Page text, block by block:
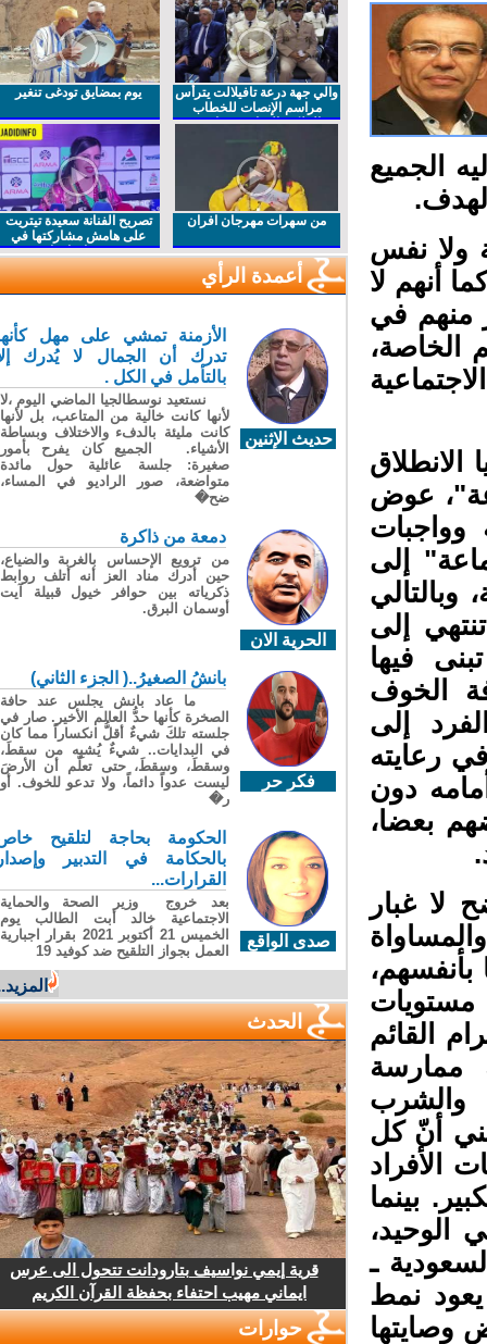
الجميع
ولا نفس
أنهم لا
في
الخاصة،
عوض
إلى
إلى
فيها
الخوف
إلى
رعايته
دون
بعضا،
لا غبار
القائم
ممارسة
أنّ كل
الأفراد
بينما
ـ
نمط
وصايتها
والي جهة درعة تافيلالت يترأس
مراسم الإنصات للخطاب
الملكي السامي بمناسبة
يوم بمضايق تودغى تنغير
من سهرات مهرجان افران
تصريح الفنانة سعيدة تيتريت
على هامش مشاركتها في
مهرجان افران
أعمدة الرأي
حديث الإثنين
الأزمنة تمشي على مهل كأنها
تدرك أن الجمال لا يُدرك إلا
بالتأمل في الكل .
نستعيد نوسطالجيا الماضي اليوم ،لا
لأنها كانت خالية من المتاعب، بل لأنها
كانت مليئة بالدفء والاختلاف وبساطة
الأشياء. الجميع كان يفرح بأمور
صغيرة: جلسة عائلية حول مائدة
متواضعة، صور الراديو في المساء،
ضح�
الحرية الان
دمعة من ذاكرة
من ترويع الإحساس بالغربة والضياع،
حين أدرك مناد العز أنه أتلف روابط
ذكرياته بين حوافر خيول قبيلة آيت
أوسمان البرق.
فكر حر
بانشُ الصغيرُ..( الجزء الثاني)
ما عاد بانش يجلس عند حافة
الصخرة كأنها حدُّ العالم الأخير. صار في
جلسته تلكَ شيءٌ أقلُّ انكساراً مما كان
في البدايات.. شيءٌ يُشبِه من سقطَ،
وسقطَ، وسقطَ، حتى تعلّم أن الأرضَ
ليست عدواً دائماً، ولا تدعو للخوف. أو
ر�
صدى الواقع
الحكومة بحاجة لتلقيح خاص
بالحكامة في التدبير وإصدار
القرارات...
بعد خروج وزير الصحة والحماية
الاجتماعية خالد أبت الطالب يوم
الخميس 21 أكتوبر 2021 بقرار اجبارية
العمل بجواز التلقيح ضد كوفيد 19
المزيد...
الحدث
قرية إيمي نواسيف بتارودانت تتحول الى عرس
ايماني مهيب احتفاء بحفظة القرآن الكريم
حوارات